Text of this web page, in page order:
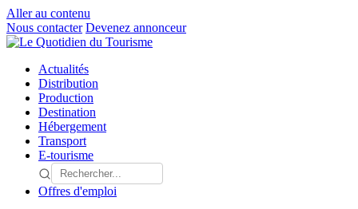
Aller au contenu
Nous contacter Devenez annonceur
Actualités
Distribution
Production
Destination
Hébergement
Transport
E-tourisme
Offres d'emploi